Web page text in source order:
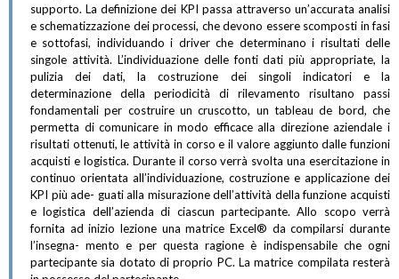
supporto. La definizione dei KPI passa attraverso un’accurata analisi
e schematizzazione dei processi, che devono essere scomposti in fasi
e sottofasi, individuando i driver che determinano i risultati delle
singole attività. L’individuazione delle fonti dati più appropriate, la
pulizia dei dati, la costruzione dei singoli indicatori e la
determinazione della periodicità di rilevamento risultano passi
fondamentali per costruire un cruscotto, un tableau de bord, che
permetta di comunicare in modo efficace alla direzione aziendale i
risultati ottenuti, le attività in corso e il valore aggiunto dalle funzioni
acquisti e logistica. Durante il corso verrà svolta una esercitazione in
continuo orientata all’individuazione, costruzione e applicazione dei
KPI più ade- guati alla misurazione dell’attività della funzione acquisti
e logistica dell’azienda di ciascun partecipante. Allo scopo verrà
fornita ad inizio lezione una matrice Excel® da compilarsi durante
l’insegna- mento e per questa ragione è indispensabile che ogni
partecipante sia dotato di proprio PC. La matrice compilata resterà